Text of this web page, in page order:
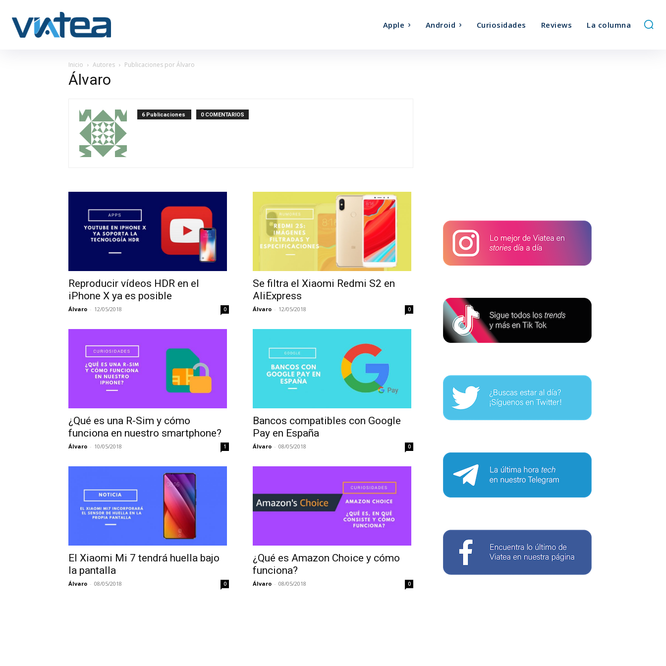
Apple Android Curiosidades Reviews La columna
Inicio Autores Publicaciones por Álvaro
Álvaro
6 Publicaciones 0 COMENTARIOS
Reproducir vídeos HDR en el
iPhone X ya es posible
Álvaro - 12/05/2018 0
Se filtra el Xiaomi Redmi S2 en
AliExpress
Álvaro - 12/05/2018 0
¿Qué es una R-Sim y cómo
funciona en nuestro smartphone?
Álvaro - 10/05/2018 1
Bancos compatibles con Google
Pay en España
Álvaro - 08/05/2018 0
El Xiaomi Mi 7 tendrá huella bajo
la pantalla
Álvaro - 08/05/2018 0
¿Qué es Amazon Choice y cómo
funciona?
Álvaro - 08/05/2018 0